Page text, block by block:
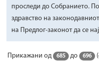
проследи до Собранието.
здравство на
на Предлог-законот да се
Прикажани од 685 до 696